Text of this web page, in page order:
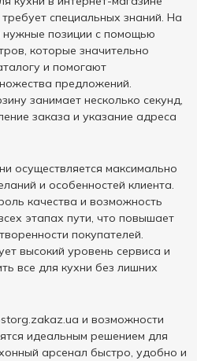
специальных знаний. На
позиции с помощью
которые значительно
и помогают
предложений.
занимает несколько секунд,
заказа и указание адреса
осуществляется максимально
и особенностей клиента.
качества и возможность
этапах пути, что повышает
покупателей.
высокий уровень сервиса и
все для кухни без лишних
и возможности
идеальным решением для
арсенал быстро, удобно и